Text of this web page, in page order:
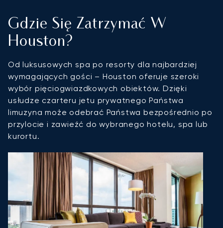
Gdzie Się Zatrzymać W
Houston?
Od luksusowych spa po resorty dla najbardziej
wymagających gości – Houston oferuje szeroki
wybór pięciogwiazdkowych obiektów. Dzięki
usłudze czarteru jetu prywatnego Państwa
limuzyna może odebrać Państwa bezpośrednio po
przylocie i zawieźć do wybranego hotelu, spa lub
kurortu.